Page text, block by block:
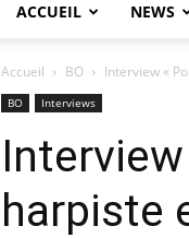
ACCUEIL NEWS
Accueil BO Interview «
BO Interviews
harpiste